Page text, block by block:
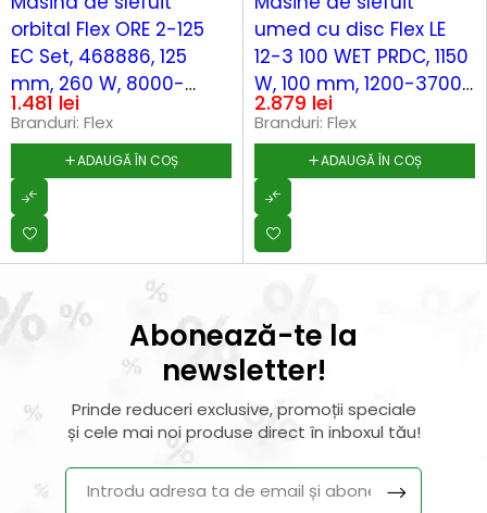
orbital Flex ORE 2-125
EC Set, 468886, 125
mm, 260 W, 8000-
12000 rpm, valiza L-
Boxx 238 + TKE
1.481 lei
Branduri: Flex
ADAUGĂ ÎN COȘ
umed cu disc Flex LE
12-3 100 WET PRDC, 1150
W, 100 mm, 1200-3700
rpm
2.879 lei
Branduri: Flex
ADAUGĂ ÎN COȘ
Abonează-te la
newsletter!
Prinde reduceri exclusive, promoții speciale
și cele mai noi produse direct în inboxul tău!